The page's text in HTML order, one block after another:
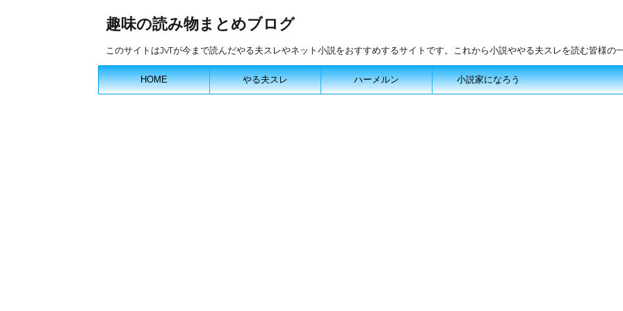
趣味の読み物まとめブログ
このサイトはJvTが今まで読んだやる夫スレやネット小説をおすすめするサイトです。これから小説ややる夫スレを読む皆様の
HOME やる夫スレ ハーメルン 小説家になろう